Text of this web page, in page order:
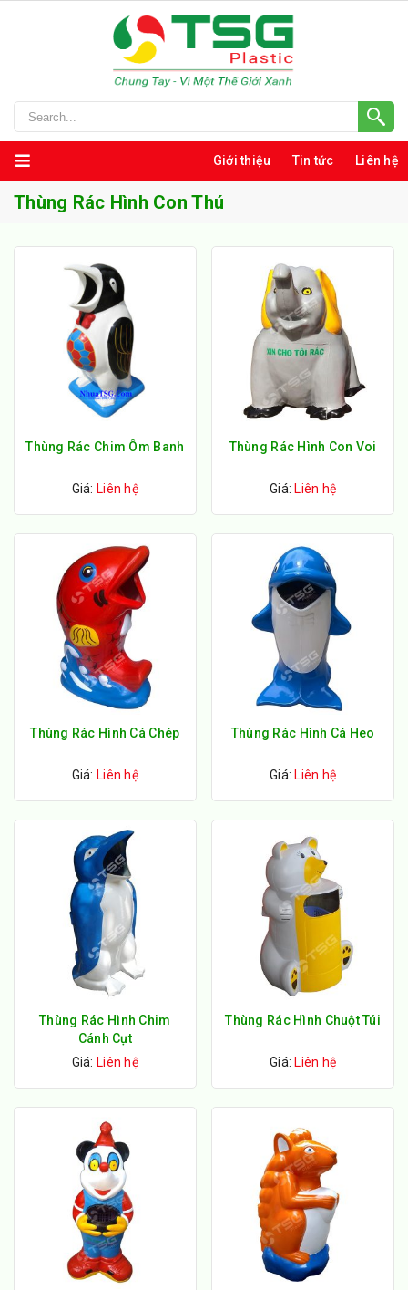
Giới thiệu Tin tức Liên hệ
Thùng Rác Hình Con Thú
Thùng Rác Chim Ôm Banh
Giá: Liên hệ
Thùng Rác Hình Con Voi
Giá: Liên hệ
Thùng Rác Hình Cá Chép
Giá: Liên hệ
Thùng Rác Hình Cá Heo
Giá: Liên hệ
Thùng Rác Hình Chim
Cánh Cụt
Giá: Liên hệ
Thùng Rác Hình Chuột Túi
Giá: Liên hệ